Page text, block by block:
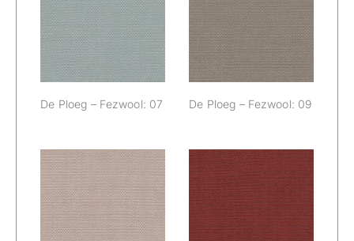
De Ploeg –
Fezwool: 07
De Ploeg – Fezwool: 07
De Ploeg –
Fezwool: 09
De Ploeg – Fezwool: 09
De Ploeg –
Fezwool: 10
De Ploeg –
Fezwool: 11